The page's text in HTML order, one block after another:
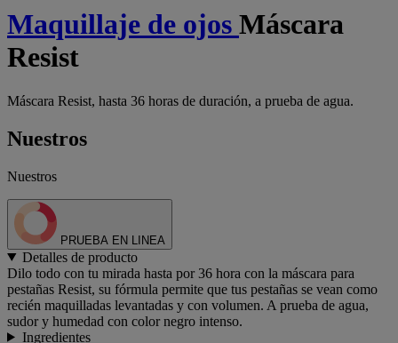
Maquillaje de ojos Máscara
Resist
Máscara Resist, hasta 36 horas de duración, a prueba de agua.
Nuestros
Nuestros
PRUEBA EN LINEA
Detalles de producto
Dilo todo con tu mirada hasta por 36 hora con la máscara para
pestañas Resist, su fórmula permite que tus pestañas se vean como
recién maquilladas levantadas y con volumen. A prueba de agua,
sudor y humedad con color negro intenso.
Ingredientes